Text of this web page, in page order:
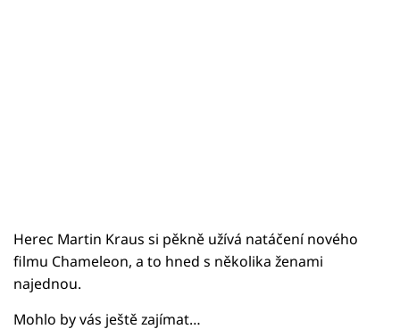
Herec Martin Kraus si pěkně užívá natáčení nového
filmu Chameleon, a to hned s několika ženami
najednou.
Mohlo by vás ještě zajímat…